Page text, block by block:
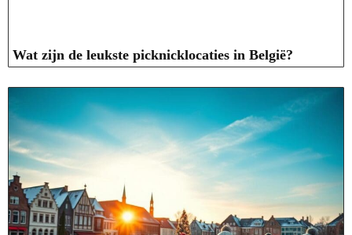
Wat zijn de leukste picknicklocaties in België?